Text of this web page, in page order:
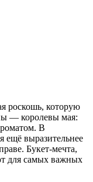
роскошь, которую
— королевы мая:
В
ещё выразительнее
Букет-мечта,
для самых важных